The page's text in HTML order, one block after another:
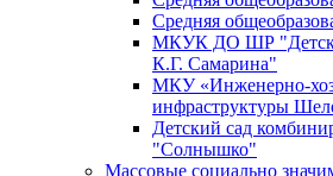
Средняя
МКУК ДО ШР
К.Г. Самарина"
МКУ «Инженерно-
инфраструктуры
Детский сад
"Солнышко"
Массовые социально